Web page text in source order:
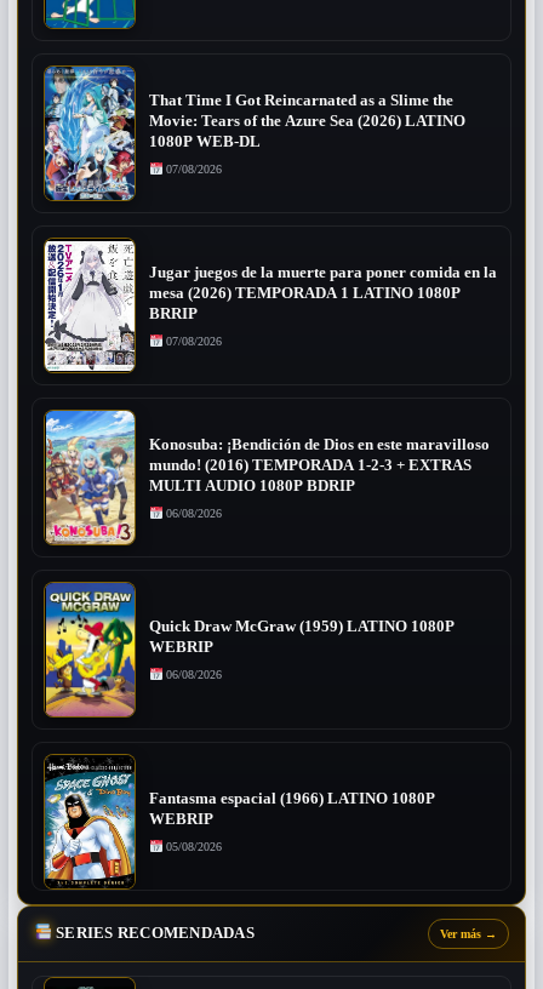
That Time I Got Reincarnated as a Slime the
Movie: Tears of the Azure Sea (2026) LATINO
1080P WEB-DL
07/08/2026
Jugar juegos de la muerte para poner comida en la
mesa (2026) TEMPORADA 1 LATINO 1080P
BRRIP
07/08/2026
Konosuba: ¡Bendición de Dios en este maravilloso
mundo! (2016) TEMPORADA 1-2-3 + EXTRAS
MULTI AUDIO 1080P BDRIP
06/08/2026
Quick Draw McGraw (1959) LATINO 1080P
WEBRIP
06/08/2026
Fantasma espacial (1966) LATINO 1080P
WEBRIP
05/08/2026
SERIES RECOMENDADAS Ver más →